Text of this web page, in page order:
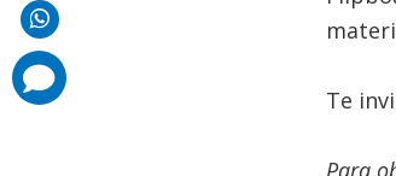
Te
Para
comments
added